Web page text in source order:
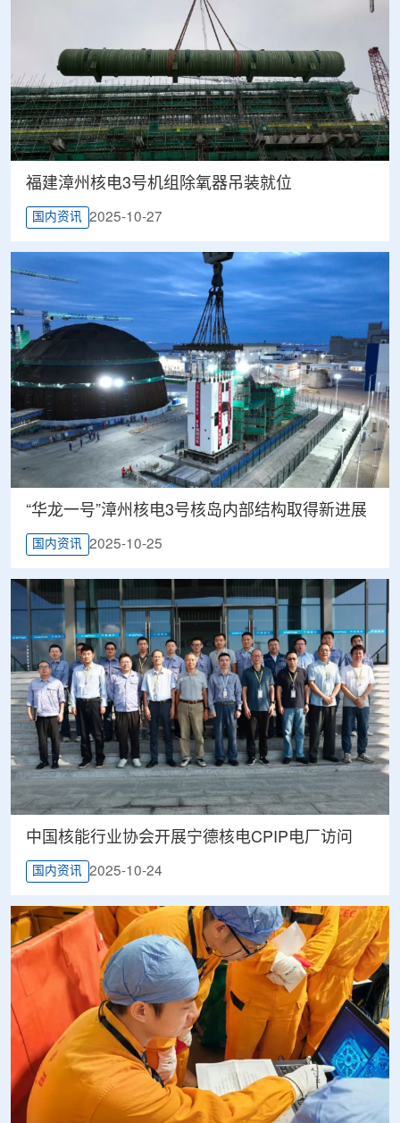
福建漳州核电3号机组除氧器吊装就位
国内资讯 2025-10-27
“华龙一号”漳州核电3号核岛内部结构取得新进展
国内资讯 2025-10-25
中国核能行业协会开展宁德核电CPIP电厂访问
国内资讯 2025-10-24